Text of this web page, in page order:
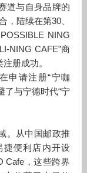
道与自身品牌的
，陆续在第30、
NING
NING CAFE”商
册成功。
申请注册“宁咖
了与宁德时代“宁
。从中国邮政推
捷便利店内开设
Cafe，这些跨界